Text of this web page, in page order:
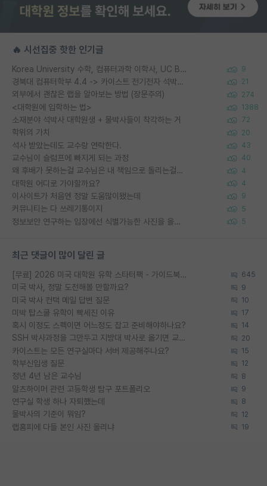
🔥 시선집중 핫한 인기글
Korea University 수학, 컴퓨터과학 이학사, UC Berkeley 산업공학 대학원 공학박사가 되는 것은 쉽지 않겠죠? 9
경북대 컴퓨터학부 4.4 -> 카이스트 전기전자 석박사통합과정 합격 21
외부에서 괜찮은 랩을 알아보는 방법 (장문주의) 274
<대학원에 입학하는 법> 1388
소재분야 석박사 대학원생 + 물박사들이 착각하는 거 72
학위의 가치 20
석사 받았는데도 교수랑 연락한다. 43
교수님이 슬럼프에 빠지게 되는 과정 40
왜 후배가 못하는걸 교수님은 내 책임으로 돌리는걸까요? 4
대학원 어디로 가야할까요? 4
이사이트가 처음엔 정말 도움많이됐는데 9
커뮤니티는 다 쓰레기통이지 5
정보보안 연구하는 입장에선 식별가능한 사진을 올리는건 비추이긴함 5
최근 댓글이 많이 달린 글
[무료] 2026 미국 대학원 유학 스타터팩 - 가이드북 & 합격자 컨택메일 템플릿 645
미국 박사, 정말 도전해볼 만할까요? 9
미국 박사 컨택 메일 답변 질문 10
미박 탑스쿨 유학이 빡세진 이유 17
혹시 이정도 스펙이면 어느정도 잡고 준비해야하나요? 14
SSH 박사과정을 그만두고 지방대 박사로 옮기면 교수의 꿈은 끝일까요? 20
카이스트는 모든 연구실마다 서버 제공해주나요? 15
학부신입생 질문 12
정년 4년 남은 교수님 8
알츠하이머 관련 고등학생 탐구 포트폴리오 9
연구실 학생 하나 자퇴했는데 8
물박사의 기준이 뭐임? 12
랩홈피에 다들 본인 사진 올리냐 19